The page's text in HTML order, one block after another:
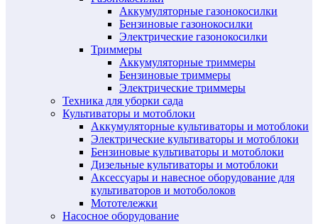
Аккумуляторные газонокосилки
Бензиновые газонокосилки
Электрические газонокосилки
Триммеры
Аккумуляторные триммеры
Бензиновые триммеры
Электрические триммеры
Техника для уборки сада
Культиваторы и мотоблоки
Аккумуляторные культиваторы и мотоблоки
Электрические культиваторы и мотоблоки
Бензиновые культиваторы и мотоблоки
Дизельные культиваторы и мотоблоки
Аксессуары и навесное оборудование для
культиваторов и мотоболоков
Мототележки
Насосное оборудование